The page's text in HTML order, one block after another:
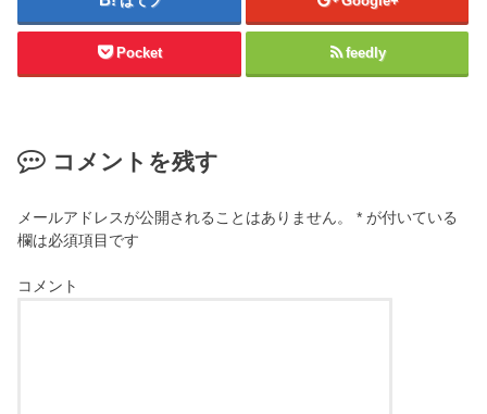
Pocket feedly
コメントを残す
メールアドレスが公開されることはありません。 * が付いている
欄は必須項目です
コメント